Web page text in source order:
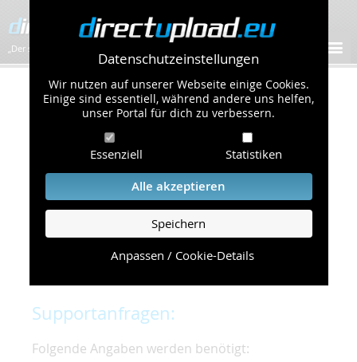
Datenschutzeinstellungen
Wir nutzen auf unserer Webseite einige Cookies.
Einige sind essentiell, während andere uns helfen,
unser Portal für dich zu verbessern.
Essenziell Statistiken
Alle akzeptieren
Speichern
Anpassen / Cookie-Details
„Der schnellste Bilder-Hoster im Web!”
Kontakt & Support
Um eine schnelle und unkomplizierte
Bearbeitung Ihres Problems zu gewährleisten,
bitten wir Sie,
folgende Punkte zu beachten und einzuhalten.
Die schnellste Hilfe finden Sie auf unserer
Seite, die die häufig gestellten Fragen
Supportanfragen:
Folgende Angaben werden benötigt: